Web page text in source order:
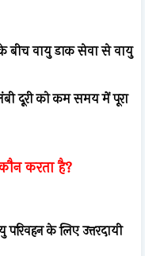
बीच वायु डाक सेवा से वायु
दूरी को कम समय में पूरा
करता है?
के लिए उत्तरदायी